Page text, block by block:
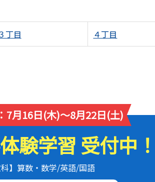
丁目 ４丁目
7月16日(木)～8月22日(土)
験学習 受付中！
科】算数・数学/英語/国語